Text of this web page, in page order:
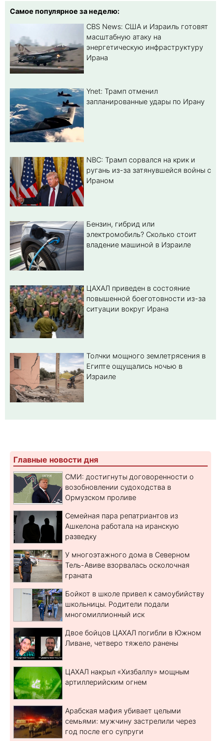
Самое популярное за неделю:
CBS News: США и Израиль готовят
масштабную атаку на
энергетическую инфраструктуру
Ирана
Ynet: Трамп отменил
запланированные удары по Ирану
NBC: Трамп сорвался на крик и
ругань из-за затянувшейся войны с
Ираном
Бензин, гибрид или
электромобиль? Cколько стоит
владение машиной в Израиле
ЦАХАЛ приведен в состояние
повышенной боеготовности из-за
ситуации вокруг Ирана
Толчки мощного землетрясения в
Египте ощущались ночью в
Израиле
Главные новости дня
СМИ: достигнуты договоренности о
возобновлении судоходства в
Ормузском проливе
Семейная пара репатриантов из
Ашкелона работала на иранскую
разведку
У многоэтажного дома в Северном
Тель-Авиве взорвалась осколочная
граната
Бойкот в школе привел к самоубийству
школьницы. Родители подали
многомиллионный иск
Двое бойцов ЦАХАЛ погибли в Южном
Ливане, четверо тяжело ранены
ЦАХАЛ накрыл «Хизбаллу» мощным
артиллерийским огнем
Арабская мафия убивает целыми
семьями: мужчину застрелили через
год после его супруги